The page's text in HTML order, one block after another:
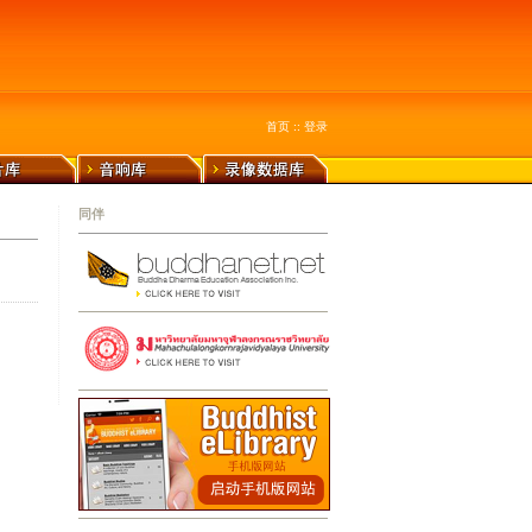
首页 :: 登录
同伴